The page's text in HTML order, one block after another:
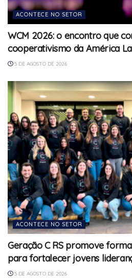
ACONTECE NO SETOR
WCM 2026: o encontro que
cooperativismo da América
5 DE AGOSTO DE 2026
ACONTECE NO SETOR
Geração C RS promove
para fortalecer jovens
5 DE AGOSTO DE 2026